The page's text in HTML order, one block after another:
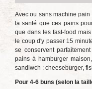
Avec ou sans machine
la santé que ces pains
que dans les fast-food
le coup d'y passer 15
se conservent
pains à hamburger
sandiwch : cheeseburger,
Pour 4-6 buns (selon la